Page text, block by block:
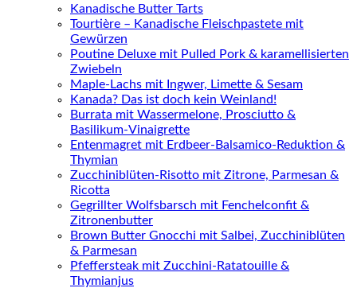
Kanadische Butter Tarts
Tourtière – Kanadische Fleischpastete mit
Gewürzen
Poutine Deluxe mit Pulled Pork & karamellisierten
Zwiebeln
Maple-Lachs mit Ingwer, Limette & Sesam
Kanada? Das ist doch kein Weinland!
Burrata mit Wassermelone, Prosciutto &
Basilikum-Vinaigrette
Entenmagret mit Erdbeer-Balsamico-Reduktion &
Thymian
Zucchiniblüten-Risotto mit Zitrone, Parmesan &
Ricotta
Gegrillter Wolfsbarsch mit Fenchelconfit &
Zitronenbutter
Brown Butter Gnocchi mit Salbei, Zucchiniblüten
& Parmesan
Pfeffersteak mit Zucchini-Ratatouille &
Thymianjus